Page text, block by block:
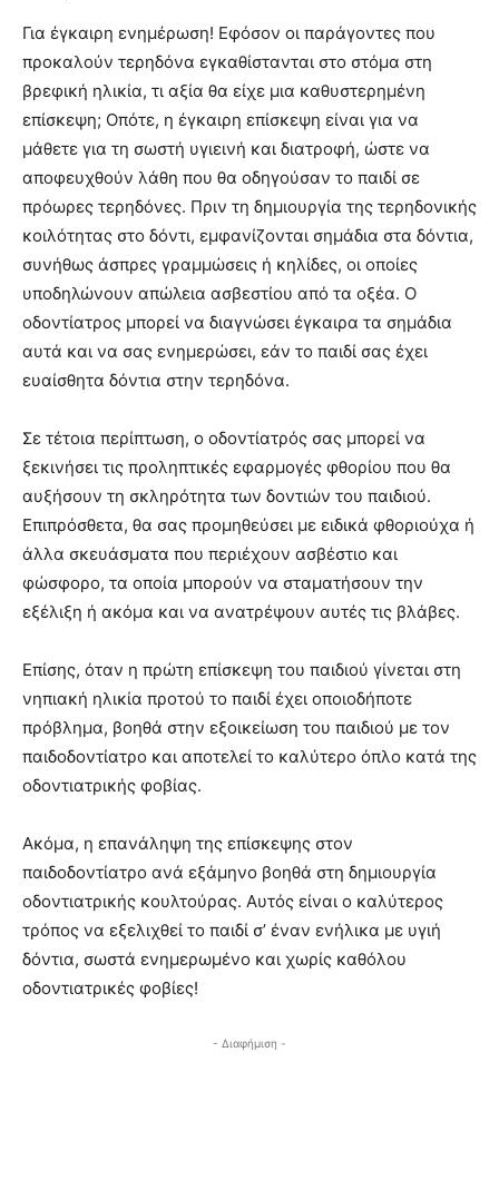
Για έγκαιρη ενημέρωση! Εφόσον οι παράγοντες που
προκαλούν τερηδόνα εγκαθίστανται στο στόμα στη
βρεφική ηλικία, τι αξία θα είχε μια καθυστερημένη
επίσκεψη; Οπότε, η έγκαιρη επίσκεψη είναι για να
μάθετε για τη σωστή υγιεινή και διατροφή, ώστε να
αποφευχθούν λάθη που θα οδηγούσαν το παιδί σε
πρόωρες τερηδόνες. Πριν τη δημιουργία της τερηδονικής
κοιλότητας στο δόντι, εμφανίζονται σημάδια στα δόντια,
συνήθως άσπρες γραμμώσεις ή κηλίδες, οι οποίες
υποδηλώνουν απώλεια ασβεστίου από τα οξέα. Ο
οδοντίατρος μπορεί να διαγνώσει έγκαιρα τα σημάδια
αυτά και να σας ενημερώσει, εάν το παιδί σας έχει
ευαίσθητα δόντια στην τερηδόνα.
Σε τέτοια περίπτωση, ο οδοντίατρός σας μπορεί να
ξεκινήσει τις προληπτικές εφαρμογές φθορίου που θα
αυξήσουν τη σκληρότητα των δοντιών του παιδιού.
Επιπρόσθετα, θα σας προμηθεύσει με ειδικά φθοριούχα ή
άλλα σκευάσματα που περιέχουν ασβέστιο και
φώσφορο, τα οποία μπορούν να σταματήσουν την
εξέλιξη ή ακόμα και να ανατρέψουν αυτές τις βλάβες.
Επίσης, όταν η πρώτη επίσκεψη του παιδιού γίνεται στη
νηπιακή ηλικία προτού το παιδί έχει οποιοδήποτε
πρόβλημα, βοηθά στην εξοικείωση του παιδιού με τον
παιδοδοντίατρο και αποτελεί το καλύτερο όπλο κατά της
οδοντιατρικής φοβίας.
Ακόμα, η επανάληψη της επίσκεψης στον
παιδοδοντίατρο ανά εξάμηνο βοηθά στη δημιουργία
οδοντιατρικής κουλτούρας. Αυτός είναι ο καλύτερος
τρόπος να εξελιχθεί το παιδί σ’ έναν ενήλικα με υγιή
δόντια, σωστά ενημερωμένο και χωρίς καθόλου
οδοντιατρικές φοβίες!
- Διαφήμιση -